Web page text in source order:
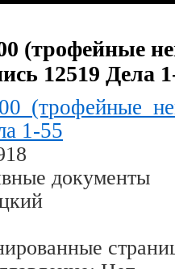
(трофейные
12519 Дела
1-55
документы